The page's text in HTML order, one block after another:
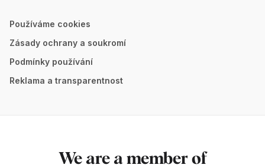
Používáme cookies
Zásady ochrany a soukromí
Podmínky používání
Reklama a transparentnost
We are a member of